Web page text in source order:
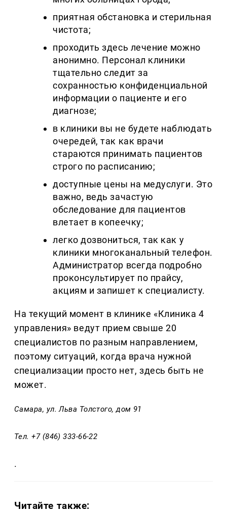
приятная обстановка и стерильная
чистота;
проходить здесь лечение можно
анонимно. Персонал клиники
тщательно следит за
сохранностью конфиденциальной
информации о пациенте и его
диагнозе;
в клиники вы не будете наблюдать
очередей, так как врачи
стараются принимать пациентов
строго по расписанию;
доступные цены на медуслуги. Это
важно, ведь зачастую
обследование для пациентов
влетает в копеечку;
легко дозвониться, так как у
клиники многоканальный телефон.
Администратор всегда подробно
проконсультирует по прайсу,
акциям и запишет к специалисту.
На текущий момент в клинике «Клиника 4
управления» ведут прием свыше 20
специалистов по разным направлением,
поэтому ситуаций, когда врача нужной
специализации просто нет, здесь быть не
может.
Самара, ул. Льва Толстого, дом 91
Тел. +7 (846) 333-66-22
.
Читайте также: